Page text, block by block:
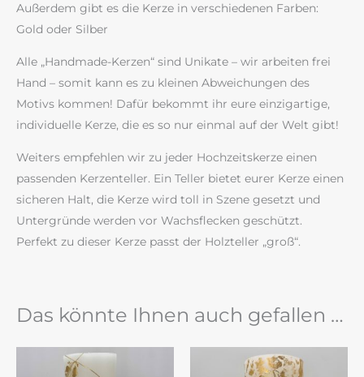
Außerdem gibt es die Kerze in verschiedenen Farben:
Gold oder Silber
Alle „Handmade-Kerzen“ sind Unikate – wir arbeiten frei
Hand – somit kann es zu kleinen Abweichungen des
Motivs kommen! Dafür bekommt ihr eure einzigartige,
individuelle Kerze, die es so nur einmal auf der Welt gibt!
Weiters empfehlen wir zu jeder Hochzeitskerze einen
passenden Kerzenteller. Ein Teller bietet eurer Kerze einen
sicheren Halt, die Kerze wird toll in Szene gesetzt und
Untergründe werden vor Wachsflecken geschützt.
Perfekt zu dieser Kerze passt der Holzteller „groß“.
Das könnte Ihnen auch gefallen …